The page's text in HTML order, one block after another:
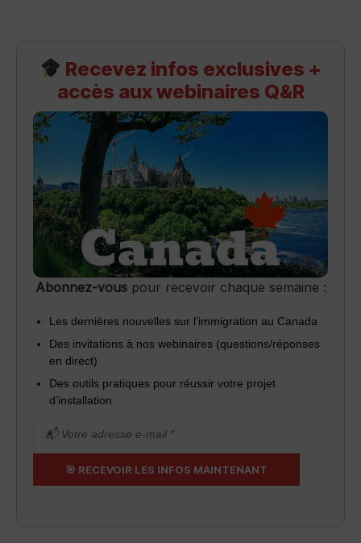
Recevez infos exclusives +
accès aux webinaires Q&R
Abonnez-vouspour recevoir chaque semaine :
Les dernières nouvelles sur l’immigration au Canada
Des invitations à nos webinaires (questions/réponses
en direct)
Des outils pratiques pour réussir votre projet
d’installation